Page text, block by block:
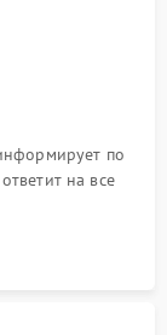
по
на все